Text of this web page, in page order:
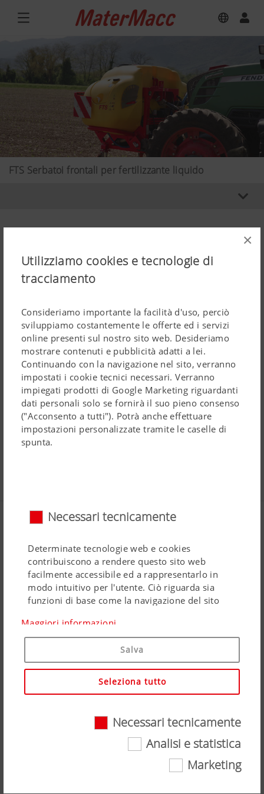
×
Utilizziamo cookies e tecnologie di
tracciamento
Consideriamo importante la facilità d'uso, perciò
sviluppiamo costantemente le offerte ed i servizi
online presenti sul nostro sito web. Desideriamo
mostrare contenuti e pubblicità adatti a lei.
Continuando con la navigazione nel sito, verranno
impostati i cookie tecnici necessari. Verranno
impiegati prodotti di Google Marketing riguardanti
dati personali solo se fornirà il suo pieno consenso
("Acconsento a tutti"). Potrà anche effettuare
impostazioni personalizzate tramite le caselle di
spunta.
Necessari tecnicamente
Determinate tecnologie web e cookies
contribuiscono a rendere questo sito web
facilmente accessibile ed a rappresentarlo in
modo intuitivo per l'utente. Ciò riguarda sia
funzioni di base come la navigazione del sito
Vostro browser o la richiesta del Vostro
consenso. Questo sito web non funziona senza
le suddette tecnologie web e cookies.
Scopo dei
Memorizza
6 Mesi
Maggiori informazioni
Salva
Seleziona tutto
Necessari tecnicamente
Analisi e statistica
Marketing
FTS Serbatoi frontali per fertilizzante liquido
fitosanitari su seminatrice e di concime liquido su
sarchiatrice, è equipaggiato con una pompa a membrane
ad azionamento idraulico. Le funzioni di agitazione e
mediante il sistema elettronico in dotazione.
Caratteristiche tecniche
FTS 800